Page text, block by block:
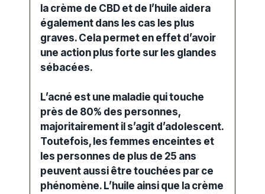
la crème de CBD et de l’huile aidera
également dans les cas les plus
graves. Cela permet en effet d’avoir
une action plus forte sur les glandes
sébacées.
L’acné est une maladie qui touche
près de 80% des personnes,
majoritairement il s’agit d’adolescent.
Toutefois, les femmes enceintes et
les personnes de plus de 25 ans
peuvent aussi être touchées par ce
phénomène. L’huile ainsi que la crème